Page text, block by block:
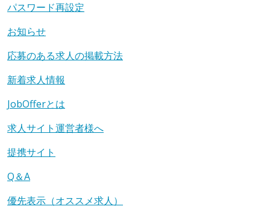
パスワード再設定
お知らせ
応募のある求人の掲載方法
新着求人情報
JobOfferとは
求人サイト運営者様へ
提携サイト
Q＆A
優先表示（オススメ求人）